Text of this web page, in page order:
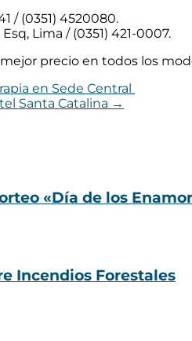
/ (0351) 4520080.
Lima / (0351) 421-0007.
precio en todos los
en Sede Central
Santa Catalina →
«Día de los
Incendios Forestales